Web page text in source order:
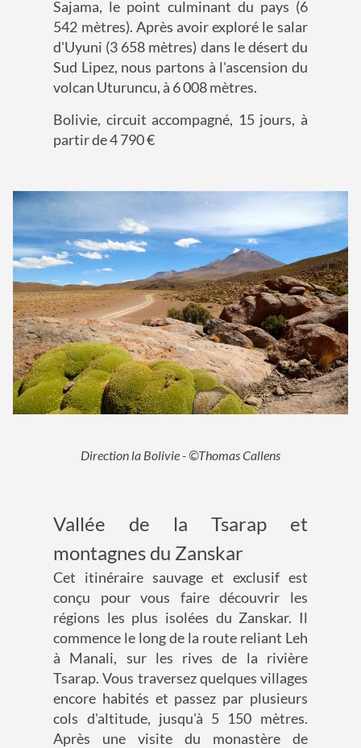
Sajama, le point culminant du pays (6
542 mètres). Après avoir exploré le salar
d'Uyuni (3 658 mètres) dans le désert du
Sud Lipez, nous partons à l'ascension du
volcan Uturuncu, à 6 008 mètres.
Bolivie, circuit accompagné, 15 jours, à
partir de 4 790 €
Direction la Bolivie - ©Thomas Callens
Vallée de la Tsarap et
montagnes du Zanskar
Cet itinéraire sauvage et exclusif est
conçu pour vous faire découvrir les
régions les plus isolées du Zanskar. Il
commence le long de la route reliant Leh
à Manali, sur les rives de la rivière
Tsarap. Vous traversez quelques villages
encore habités et passez par plusieurs
cols d'altitude, jusqu'à 5 150 mètres.
Après une visite du monastère de